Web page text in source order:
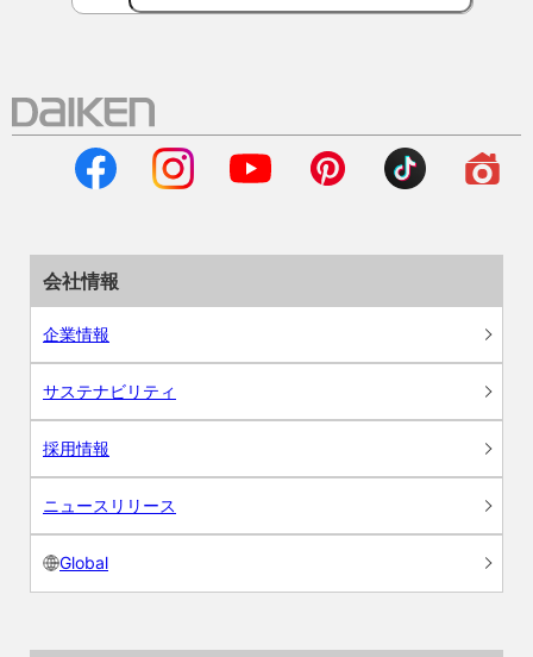
会社情報
企業情報
サステナビリティ
採用情報
ニュースリリース
Global